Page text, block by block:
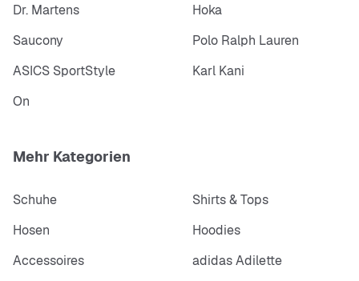
Dr. Martens
Hoka
Saucony
Polo Ralph Lauren
ASICS SportStyle
Karl Kani
On
Mehr Kategorien
Schuhe
Shirts & Tops
Hosen
Hoodies
Accessoires
adidas Adilette